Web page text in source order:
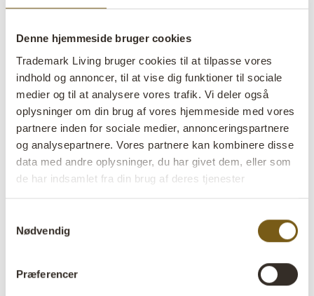
Denne hjemmeside bruger cookies
Trademark Living bruger cookies til at tilpasse vores
indhold og annoncer, til at vise dig funktioner til sociale
medier og til at analysere vores trafik. Vi deler også
oplysninger om din brug af vores hjemmeside med vores
partnere inden for sociale medier, annonceringspartnere
og analysepartnere. Vores partnere kan kombinere disse
data med andre oplysninger, du har givet dem, eller som
de har indsamlet fra din brug af deres tjenester
Nødvendig
Præferencer
Varenr: D22347
One of a kind: Ja
Colli: 1 Stk
Farve: Creme
Størrelse: H:160 cm xW:90 cmxD:6 cm
Find forhandler
Produktbeskrivelse